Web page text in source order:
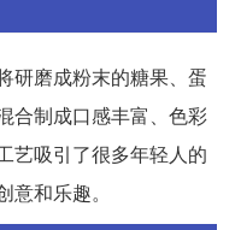
研磨成粉末的糖果、蛋
合制成口感丰富、色彩
艺吸引了很多年轻人的
和乐趣。